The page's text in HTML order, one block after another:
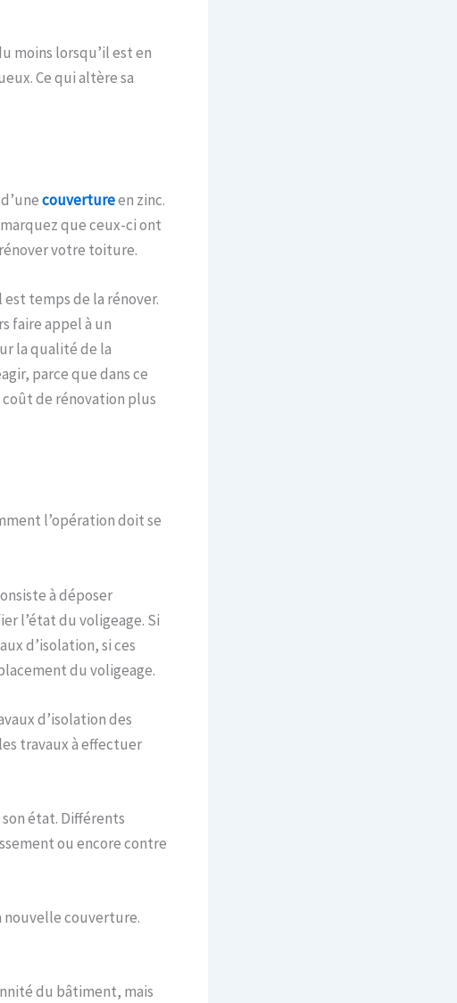
moins lorsqu’il est en
Ce qui altère sa
couvertureen zinc.
que ceux-ci ont
votre toiture.
temps de la rénover.
faire appel à un
la qualité de la
parce que dans ce
de rénovation plus
l’opération doit se
à déposer
l’état du voligeage. Si
d’isolation, si ces
du voligeage.
d’isolation des
travaux à effectuer
état. Différents
ou encore contre
nouvelle couverture.
du bâtiment, mais